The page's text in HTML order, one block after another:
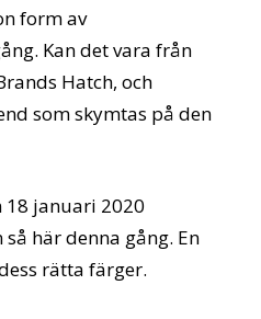
form av
Kan det vara från
Hatch, och
som skymtas på den
här denna gång. En
rätta färger.